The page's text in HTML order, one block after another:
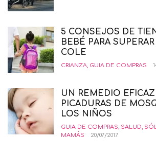
5 CONSEJOS DE
BEBÉ PARA
COLE
CRIANZA, GUIA DE COMPRAS
UN REMEDIO EFICAZ
PICADURAS DE
LOS NIÑOS
GUIA DE COMPRAS, SALUD,
MAMÁS
20/07/2017